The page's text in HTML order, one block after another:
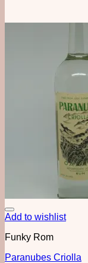
Add to wishlist
Funky Rom
Paranubes Criolla